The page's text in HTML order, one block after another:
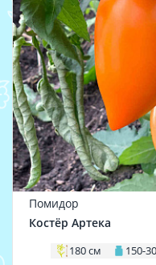
Помидор
Костёр Артека
180 см 150-